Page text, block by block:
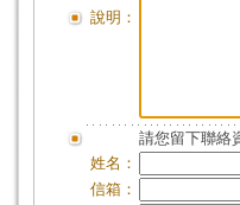
說明：
請您留下聯絡
姓名：
信箱：